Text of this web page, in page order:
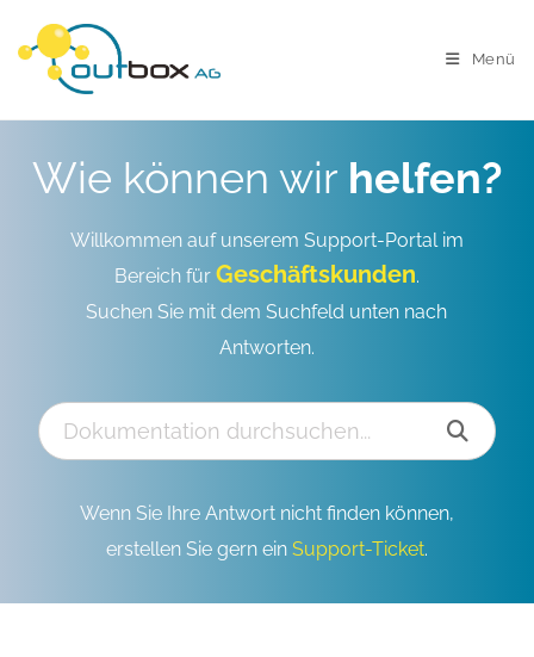
Menü
Wie können wir helfen?
Willkommen auf unserem Support-Portal im
Bereich für Geschäftskunden.
Suchen Sie mit dem Suchfeld unten nach
Antworten.
Wenn Sie Ihre Antwort nicht finden können,
erstellen Sie gern ein Support-Ticket.